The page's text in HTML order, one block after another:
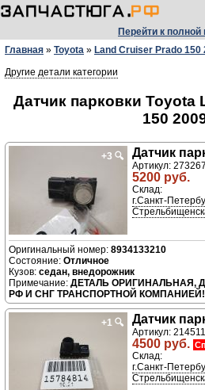
Перейти к полной
Главная » Toyota » Land Cruiser Prado 150
Другие детали категории
Датчик парковки Toyota
150
+3 🔍 Датчик
Артикул: 273267
5200 руб.
Склад:
г.Санкт-
8934133210
Отличное
седан, внедорожник
ДЕТАЛЬ ОРИГИНАЛЬНАЯ,
РФ И СНГ ТРАНСПОРТНОЙ КОМПАНИЕЙ!
+1 🔍 Датчик
Артикул: 214511
4500 руб.
Склад:
г.Санкт-